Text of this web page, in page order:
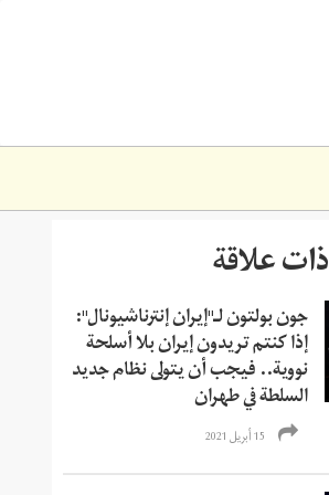
ذات علاقة
جون بولتون لـ"إيران إنترناشيونال":
إذا كنتم تريدون إيران بلا أسلحة
نووية.. فيجب أن يتولى نظام جديد
السلطة في طهران
15 أبريل 2021